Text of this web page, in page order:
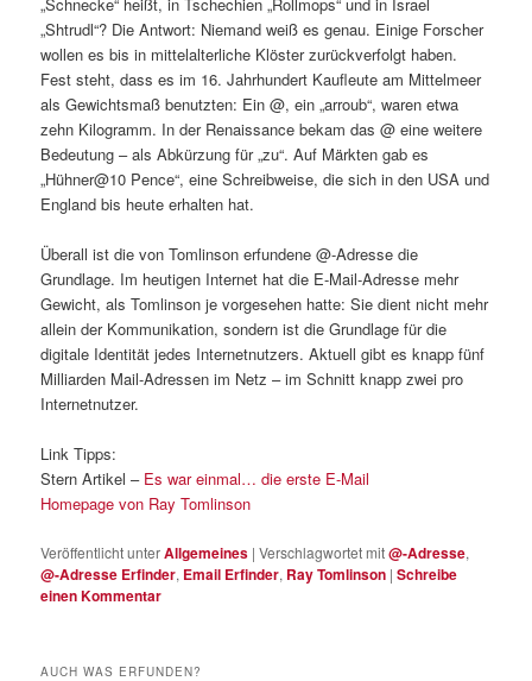
„Shtrudl“? Die Antwort: Niemand weiß es genau. Einige Forscher
wollen es bis in mittelalterliche Klöster zurückverfolgt haben.
Fest steht, dass es im 16. Jahrhundert Kaufleute am Mittelmeer
als Gewichtsmaß benutzten: Ein @, ein „arroub“, waren etwa
zehn Kilogramm. In der Renaissance bekam das @ eine weitere
Bedeutung – als Abkürzung für „zu“. Auf Märkten gab es
„Hühner@10 Pence“, eine Schreibweise, die sich in den USA und
England bis heute erhalten hat.
Überall ist die von Tomlinson erfundene @-Adresse die
Grundlage. Im heutigen Internet hat die E-Mail-Adresse mehr
Gewicht, als Tomlinson je vorgesehen hatte: Sie dient nicht mehr
allein der Kommunikation, sondern ist die Grundlage für die
digitale Identität jedes Internetnutzers. Aktuell gibt es knapp fünf
Milliarden Mail-Adressen im Netz – im Schnitt knapp zwei pro
Internetnutzer.
Link Tipps:
Stern Artikel – Es war einmal… die erste E-Mail
Homepage von Ray Tomlinson
Veröffentlicht unterAllgemeines |Verschlagwortet mit@-Adresse,
@-Adresse Erfinder, Email Erfinder, Ray Tomlinson |Schreibe
einen Kommentar
AUCH WAS ERFUNDEN?